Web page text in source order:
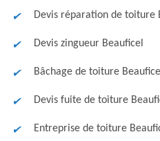
Devis réparation de toiture
Devis zingueur Beauficel
Bâchage de toiture Beauficel
Devis fuite de toiture
Entreprise de toiture